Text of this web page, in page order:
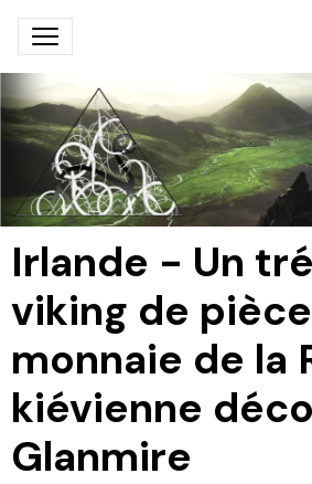
Irlande - Un
viking de
monnaie de la
kiévienne
Glanmire